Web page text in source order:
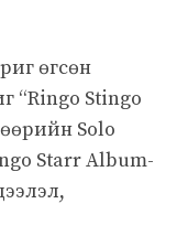
өгсөн
“Ringo Stingo
Solo
Starr Album-